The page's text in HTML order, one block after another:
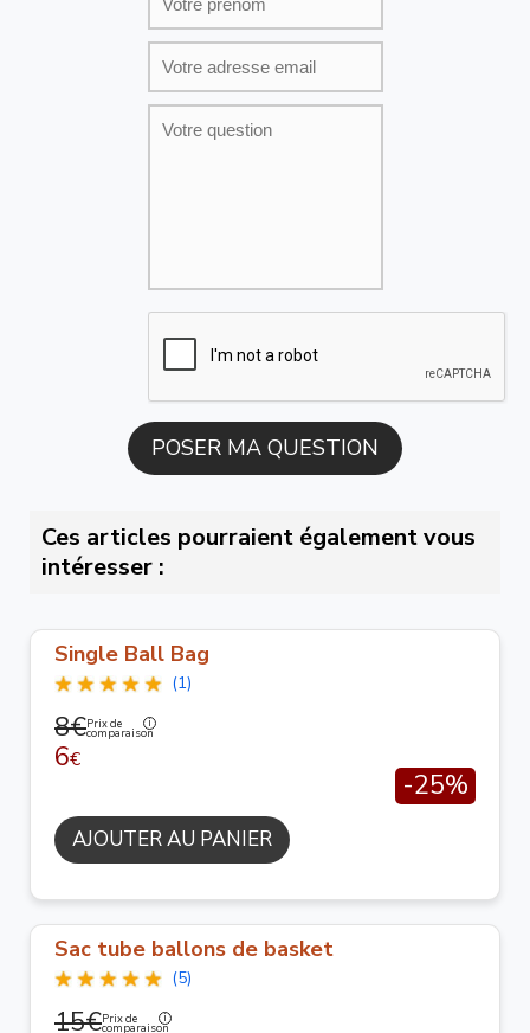
Ces articles pourraient également vous
intéresser :
Single Ball Bag
(1)
8€Prix de
comparaison
6€
-25%
AJOUTER AU PANIER
Sac tube ballons de basket
(5)
15€Prix de
comparaison